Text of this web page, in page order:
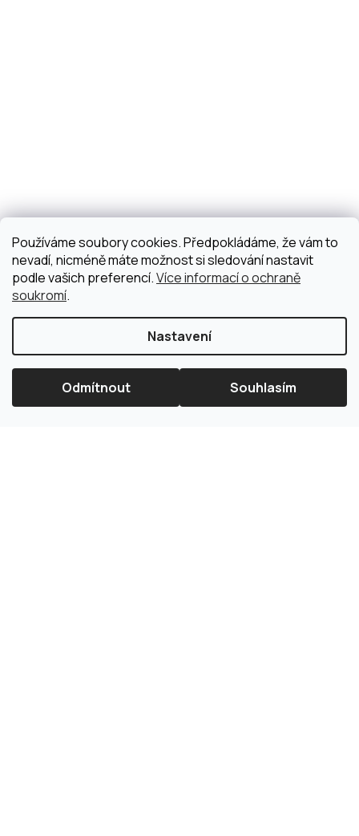
Používáme soubory cookies. Předpokládáme, že vám to
nevadí, nicméně máte možnost si sledování nastavit
podle vašich preferencí.Více informací o ochraně
soukromí.
Nastavení
Odmítnout Souhlasím